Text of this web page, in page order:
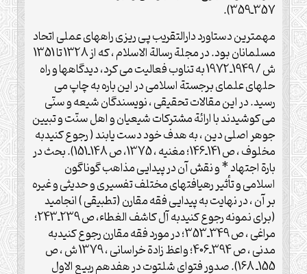
357ـ359).
مهمترین دستاورد دارالتقریب پی ریزی راههای عملی اتحاد
مسلمانان بود. در مجلة رسالة الاسلام ، که از 1328 تا 1351
ش / 1949ـ1972 به تناوب فعالیت می کرد، دیدگاهها و راه
حلهای علمای برجستة اسلامی در این باره به چاپ می
رسید. در این مقالات تحقیقی ، نویسندگان شیعه و سنّی
می کوشیدند با ارائة مشترکات شیعیان و اهل سنّت و تبیین
جوهر اصلی دین ، به هدف خود دست یابند ( رجوع کنیدبه
مخلوف ، ص 141ـ146؛ مغنیه ، 1375، ص 148ـ151). بحث در
بارة اجتهاد * و نقش آن در پیدایی مذاهب گوناگون
اسلامی و تأثیر رهیافتهای مختلف تفسیری و حدیثی و غیره
بر آن ، در نهایت به پیدایی فقه مقارن (تطبیقی ) انجامید
(برای نمونه رجوع کنیدبه آل کاشف الغطاء، ص 239ـ243؛
مراغی ، ص 349ـ353؛ در مورد فقه مقارن رجوع کنیدبه
مدنی ، ص 394ـ406؛ واعظ زادة خراسانی ، 1379 ش ، ص
155ـ 168). صدور فتوای شلتوت در هفدهم ربیع الاول